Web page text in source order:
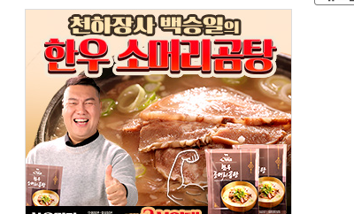
게"…'결혼 페널티' 22개 과제 손본다
…1명 사망·1명 실종
..."국제적 시민 연대로 목소리 내야"
대 나흘만에 숨진 채 발견
대 아들 체포
청래…제주 연설서 신경전 고조
극 환영"·野 "졸속 국정"
지 최대 3.5m 높은 물결